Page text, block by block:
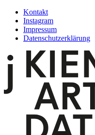
Zum
Inhalt
springen
Kontakt
Instagram
Impressum
Datenschutzerklärung